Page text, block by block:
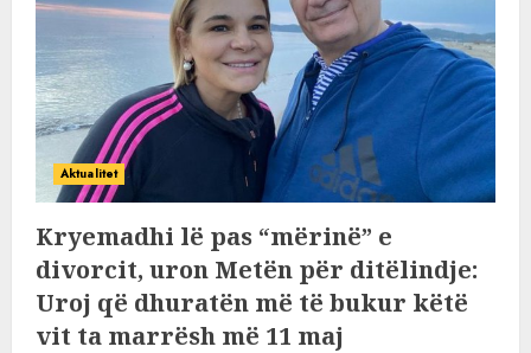
Aktualitet
Kryemadhi lë pas “mërinë” e
divorcit, uron Metën për ditëlindje:
Uroj që dhuratën më të bukur këtë
vit ta marrësh më 11 maj